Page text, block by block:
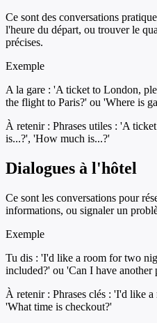
Ce sont des conversations
l'heure du départ, ou trouver le
précises.
Exemple
A la gare : 'A ticket to London,
the flight to Paris?' ou 'Where is
À retenir : Phrases utiles : 'A
is...?', 'How much is...?'
Dialogues à l'hôtel
Ce sont les conversations pour
informations, ou signaler un
Exemple
Tu dis : 'I'd like a room for two
included?' ou 'Can I have another
À retenir : Phrases clés : 'I'd like
'What time is checkout?'